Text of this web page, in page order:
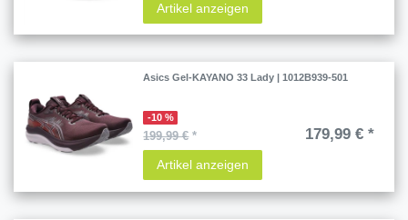
Artikel anzeigen
Asics Gel-KAYANO 33 Lady | 1012B939-501
-10 %
199,99 €* 179,99 € *
Artikel anzeigen